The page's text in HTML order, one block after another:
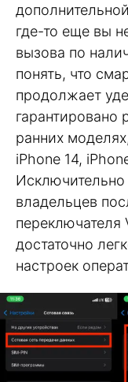
где-то еще вы
вызова по
понять, что
продолжает
гарантировано
ранних
iPhone 14,
Исключительно
владельцев
переключателя
достаточно
настроек